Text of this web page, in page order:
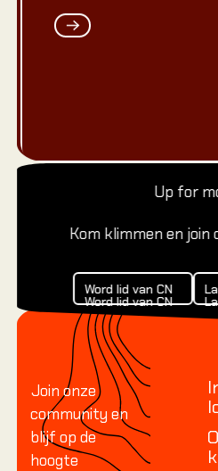
lead-top.
Up for
Kom klimmen en join
Word lid van
Word lid van CN
Word lid van CN
Footer
Join onze
community en
blijf op de
hoogte